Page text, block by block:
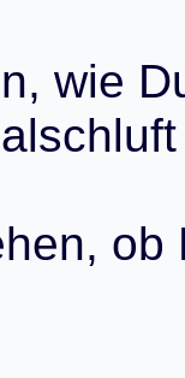
n, wie D
alschluft
hen, ob